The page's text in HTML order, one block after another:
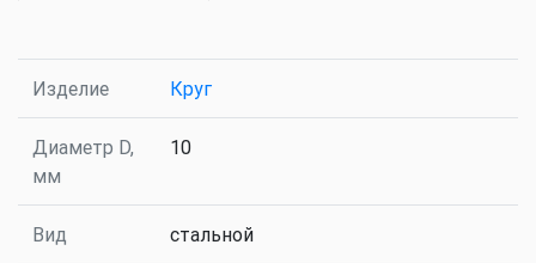
Изделие Круг
Диаметр D,
мм
10
Вид стальной